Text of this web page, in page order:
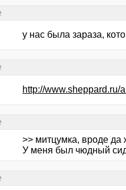
у нас была зараза,
http://www.sheppard.ru/
>> митцумка, вроде да
У меня был чюдный